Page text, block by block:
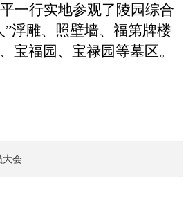
一行实地参观了陵园综合
”浮雕、照壁墙、福第牌楼
宝福园、宝禄园等墓区。
大会